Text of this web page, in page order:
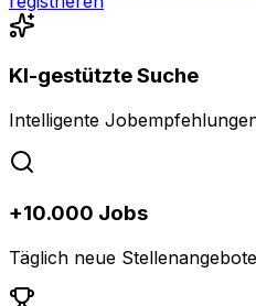
KI-gestützte Suche
Intelligente
+10.000 Jobs
Täglich neue Stellenangebote